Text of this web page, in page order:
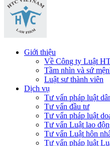
Giới thiệu
Về Công ty Luật
Tầm nhìn và sứ
Luật sư thành viên
Dịch vụ
Tư vấn pháp luật
Tư vấn đầu tư
Tư vấn pháp luật
Tư vấn Luật lao
Tư vấn Luật hôn
Tư vấn pháp luật